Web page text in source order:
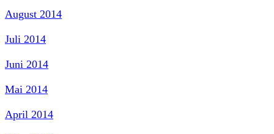
August 2014
Juli 2014
Juni 2014
Mai 2014
April 2014